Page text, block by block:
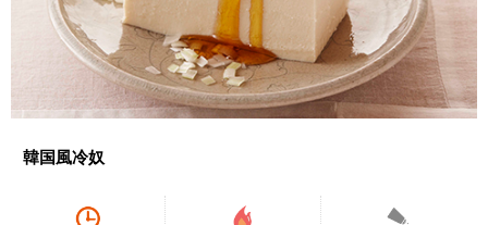
韓国風冷奴